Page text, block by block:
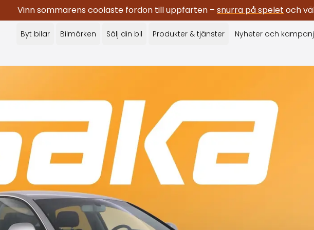
Vinn sommarens coolaste fordon till uppfarten – snurra på spelet och
Byt bilar Bilmärken Sälj din bil Produkter & tjänster Nyheter och